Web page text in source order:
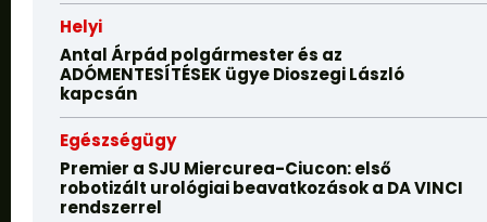
Helyi
Antal Árpád polgármester és az
ADÓMENTESÍTÉSEK ügye Dioszegi László
kapcsán
Egészségügy
Premier a SJU Miercurea-Ciucon: első
robotizált urológiai beavatkozások a DA VINCI
rendszerrel